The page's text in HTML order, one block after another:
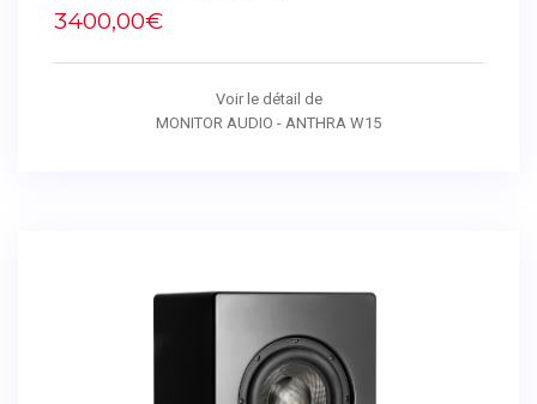
3400,00€
Voir le détail de
MONITOR AUDIO - ANTHRA W15